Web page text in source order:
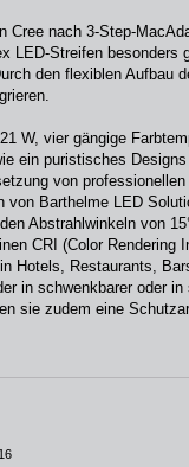
Cree nach 3-Step-
LED-Streifen besonders
den flexiblen Aufbau
W, vier gängige
ein puristisches
von
von Barthelme LED
Abstrahlwinkeln von
CRI (Color Rendering
Hotels, Restaurants,
in schwenkbarer oder
sie zudem eine